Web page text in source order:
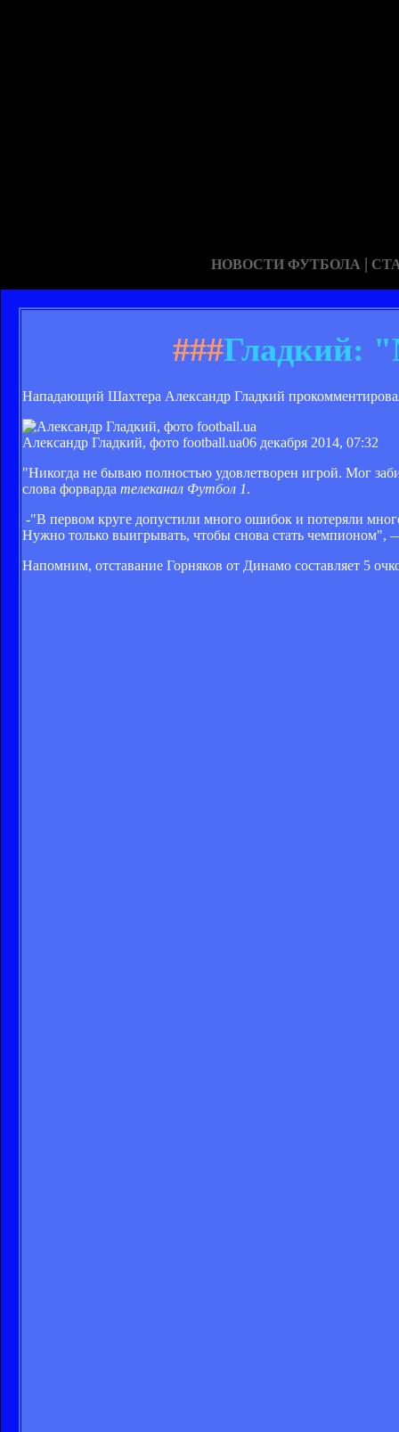
НОВОСТИ ФУТБОЛА |
###Гладкий:
Нападающий Шахтера Александр Гладкий
Александр Гладкий, фото football.ua06 декабря 2014, 07:32
"Никогда не бываю полностью удовлетворен игрой. Мог
слова форварда телеканал Футбол 1.
-"В первом круге допустили много ошибок и потеряли
Нужно только выигрывать, чтобы снова стать чемпионом",
Напомним, отставание Горняков от Динамо составляет 5